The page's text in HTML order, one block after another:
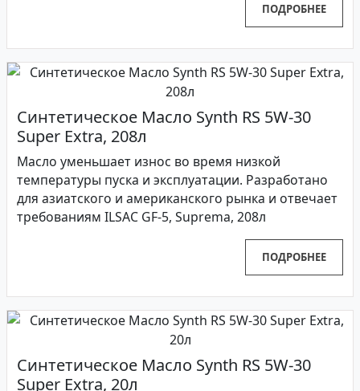
ПОДРОБНЕЕ
Синтетическое Масло Synth RS 5W-30
Super Extra, 208л
Масло уменьшает износ во время низкой
температуры пуска и эксплуатации. Разработано
для азиатского и американского рынка и отвечает
требованиям ILSAC GF-5, Suprema, 208л
ПОДРОБНЕЕ
Синтетическое Масло Synth RS 5W-30
Super Extra, 20л